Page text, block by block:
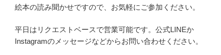
絵本の読み聞かせですので、お気軽にご参加ください。
平日はリクエストベースで営業可能です。公式LINEか
Instagramのメッセージなどからお問い合わせください。